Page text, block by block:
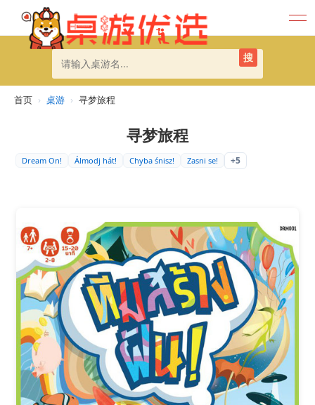
搜
首页 › 桌游 › 寻梦旅程
寻梦旅程
Dream On! Álmodj hát! Chyba śnisz! Zasni se! +5